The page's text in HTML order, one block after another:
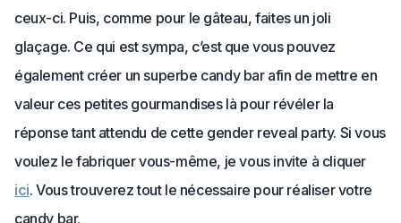
ceux-ci. Puis, comme pour le gâteau, faites un joli
glaçage. Ce qui est sympa, c’est que vous pouvez
également créer un superbe candy bar afin de mettre en
valeur ces petites gourmandises là pour révéler la
réponse tant attendu de cette gender reveal party. Si vous
voulez le fabriquer vous-même, je vous invite à cliquer
ici. Vous trouverez tout le nécessaire pour réaliser votre
candy bar.